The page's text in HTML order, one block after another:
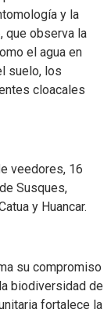
y la
que observa la
el agua en
suelo, los
cloacales
veedores, 16
Susques,
y Huancar.
su compromiso
biodiversidad de
fortalece la